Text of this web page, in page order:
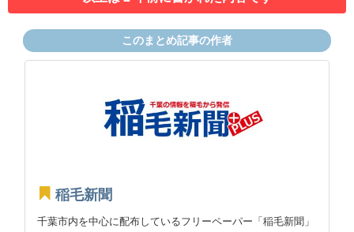
このまとめ記事の作者
稲毛新聞
千葉市内を中心に配布しているフリーペーパー「稲毛新聞」